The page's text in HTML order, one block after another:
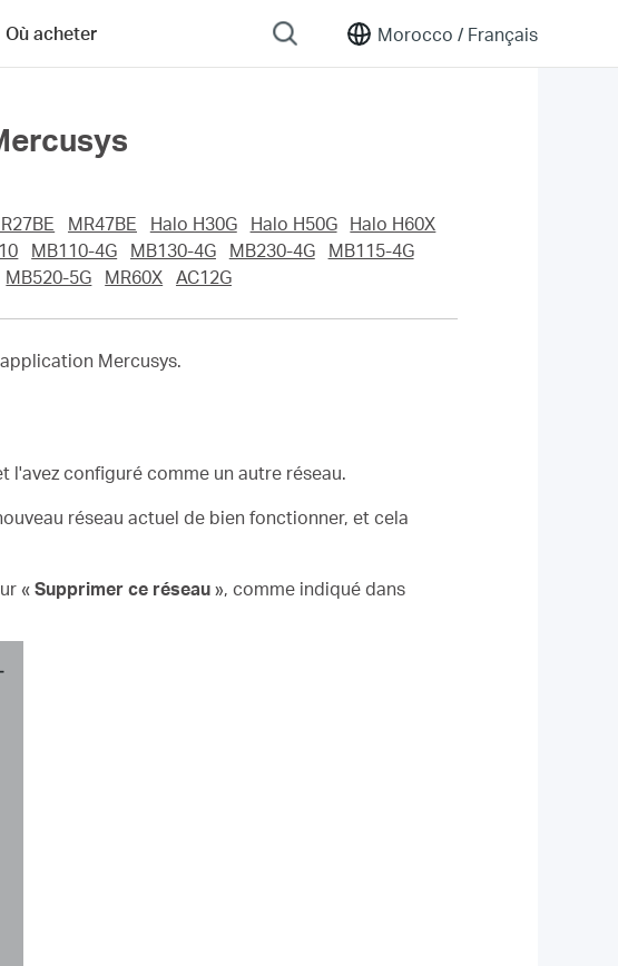
Morocco / Français
Où acheter
MR47BE Halo H30G Halo H50G
Halo H60X
MB110-4G MB130-4G MB230-4G
MB115-4G
MB520-5G MR60X AC12G
Mercusys.
l'avez configuré comme un autre réseau.
réseau actuel de bien fonctionner, et cela
« Supprimer ce réseau », comme indiqué dans